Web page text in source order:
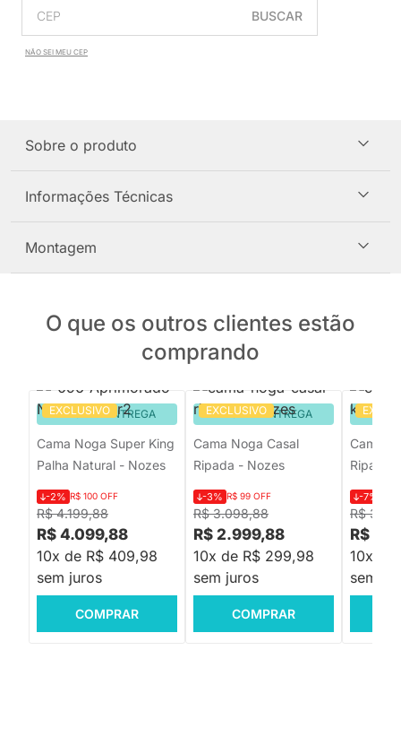
BUSCAR
NÃO SEI MEU CEP
Sobre o produto
Informações Técnicas
Montagem
O que os outros clientes estão
comprando
EXCLUSIVO
PRONTA ENTREGA
Cama Noga Super King
Palha Natural - Nozes
R$ 4.199,88
-2% R$ 100 OFF
R$ 4.099,88
10x de R$ 409,98
sem juros
COMPRAR
EXCLUSIVO
PRONTA ENTREGA
Cama Noga Casal
Ripada - Nozes
R$ 3.098,88
-3% R$ 99 OFF
R$ 2.999,88
10x de R$ 299,98
sem juros
COMPRAR
Cama
Ripada
R$
-7%
R$
10x de
sem